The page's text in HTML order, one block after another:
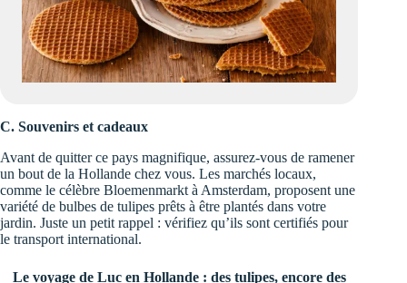
C. Souvenirs et cadeaux
Avant de quitter ce pays magnifique, assurez-vous de ramener
un bout de la Hollande chez vous. Les marchés locaux,
comme le célèbre Bloemenmarkt à Amsterdam, proposent une
variété de bulbes de tulipes prêts à être plantés dans votre
jardin. Juste un petit rappel : vérifiez qu’ils sont certifiés pour
le transport international.
Le voyage de Luc en Hollande : des tulipes, encore des